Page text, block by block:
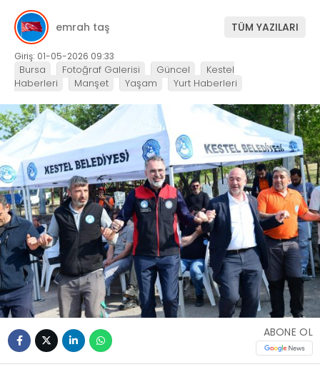
emrah taş TÜM YAZILARI
Giriş: 01-05-2026 09:33
Bursa Fotoğraf Galerisi Güncel
Kestel
Haberleri
Manşet Yaşam Yurt Haberleri
ABONE OL